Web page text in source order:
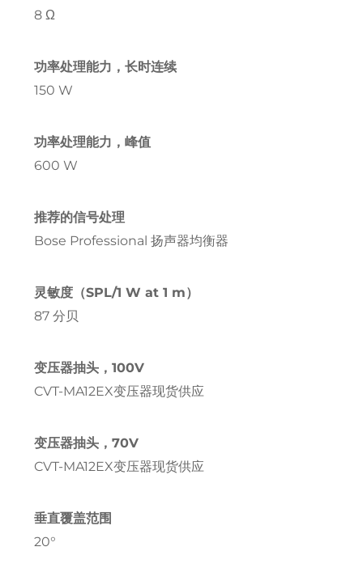
8 Ω
功率处理能力，长时连续
150 W
功率处理能力，峰值
600 W
推荐的信号处理
Bose Professional 扬声器均衡器
灵敏度（SPL/1 W at 1 m）
87 分贝
变压器抽头，100V
CVT-MA12EX变压器现货供应
变压器抽头，70V
CVT-MA12EX变压器现货供应
垂直覆盖范围
20°